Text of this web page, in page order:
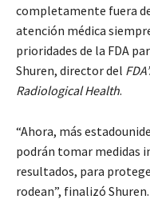
completamente fuera
atención médica
prioridades de la FDA
Shuren, director del
Radiological Health.
“Ahora, más
podrán tomar medidas
resultados, para
rodean”, finalizó Shuren.